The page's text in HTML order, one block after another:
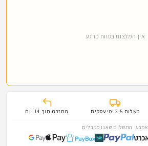
אין המלצות בטווח כרגע
משלוח 2-5 ימי עסקים החזרה תוך 14 יום
אמצעי התשלום שאנו מקבלים